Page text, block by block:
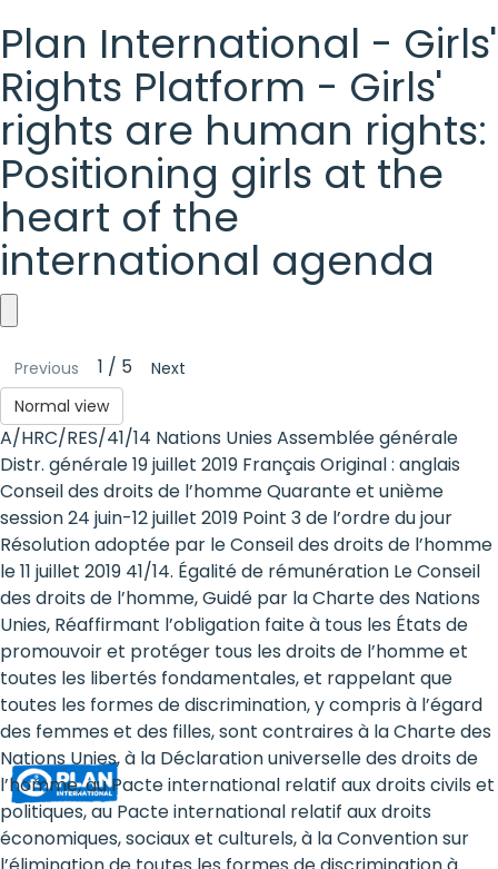
Plan International - Girls'
Rights Platform - Girls'
rights are human rights:
Positioning girls at the
heart of the
international agenda
Plan
International
-
Girls'
Rights
Platform
-
Girls'
rights
are
human
rights:
Previous 1 / 5
Next
Normal view
A/HRC/RES/41/14 Nations Unies Assemblée générale
Distr. générale 19 juillet 2019 Français Original : anglais
Conseil des droits de l’homme Quarante et unième
session 24 juin-12 juillet 2019 Point 3 de l’ordre du jour
Résolution adoptée par le Conseil des droits de l’homme
le 11 juillet 2019 41/14. Égalité de rémunération Le Conseil
des droits de l’homme, Guidé par la Charte des Nations
Unies, Réaffirmant l’obligation faite à tous les États de
promouvoir et protéger tous les droits de l’homme et
toutes les libertés fondamentales, et rappelant que
toutes les formes de discrimination, y compris à l’égard
des femmes et des filles, sont contraires à la Charte des
Nations Unies, à la Déclaration universelle des droits de
l’homme, au Pacte international relatif aux droits civils et
politiques, au Pacte international relatif aux droits
économiques, sociaux et culturels, à la Convention sur